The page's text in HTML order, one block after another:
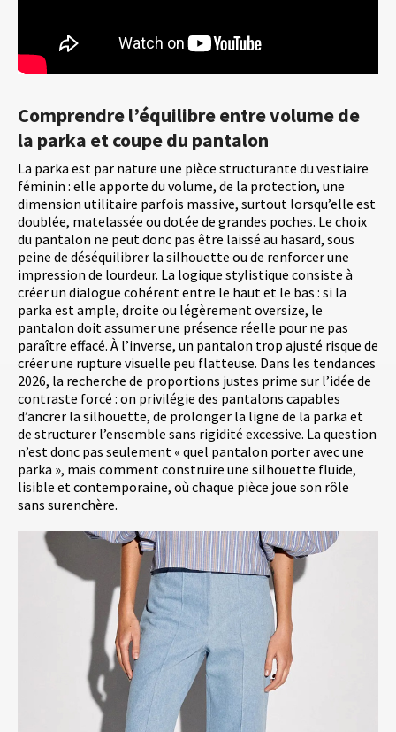
Comprendre l’équilibre entre volume de
la parka et coupe du pantalon
La parka est par nature une pièce structurante du vestiaire
féminin : elle apporte du volume, de la protection, une
dimension utilitaire parfois massive, surtout lorsqu’elle est
doublée, matelassée ou dotée de grandes poches. Le choix
du pantalon ne peut donc pas être laissé au hasard, sous
peine de déséquilibrer la silhouette ou de renforcer une
impression de lourdeur. La logique stylistique consiste à
créer un dialogue cohérent entre le haut et le bas : si la
parka est ample, droite ou légèrement oversize, le
pantalon doit assumer une présence réelle pour ne pas
paraître effacé. À l’inverse, un pantalon trop ajusté risque de
créer une rupture visuelle peu flatteuse. Dans les tendances
2026, la recherche de proportions justes prime sur l’idée de
contraste forcé : on privilégie des pantalons capables
d’ancrer la silhouette, de prolonger la ligne de la parka et
de structurer l’ensemble sans rigidité excessive. La question
n’est donc pas seulement « quel pantalon porter avec une
parka », mais comment construire une silhouette fluide,
lisible et contemporaine, où chaque pièce joue son rôle
sans surenchère.